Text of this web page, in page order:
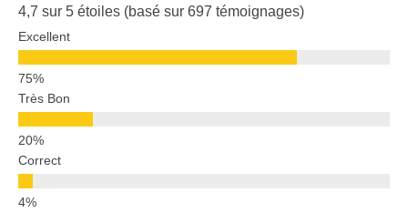
4,7 sur 5 étoiles (basé sur 697 témoignages)
Excellent
Très Bon
Correct